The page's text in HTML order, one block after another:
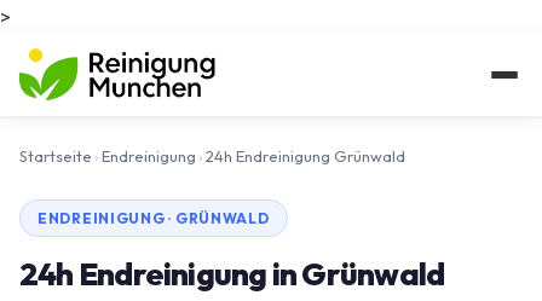
>
Startseite ›Endreinigung ›24h Endreinigung Grünwald
ENDREINIGUNG · GRÜNWALD
24h Endreinigung in Grünwald